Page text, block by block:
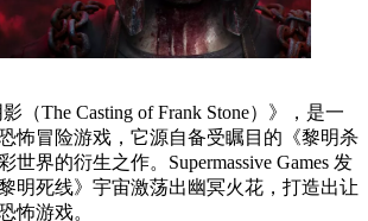
（The Casting of Frank Stone）》，是一
怖冒险游戏，它源自备受瞩目的《黎明杀
世界的衍生之作。Supermassive Games 发
明死线》宇宙激荡出幽冥火花，打造出让
怖游戏。